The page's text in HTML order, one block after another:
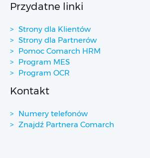
Przydatne linki
Strony dla Klientów
Strony dla Partnerów
Pomoc Comarch HRM
Program MES
Program OCR
Kontakt
Numery telefonów
Znajdź Partnera Comarch